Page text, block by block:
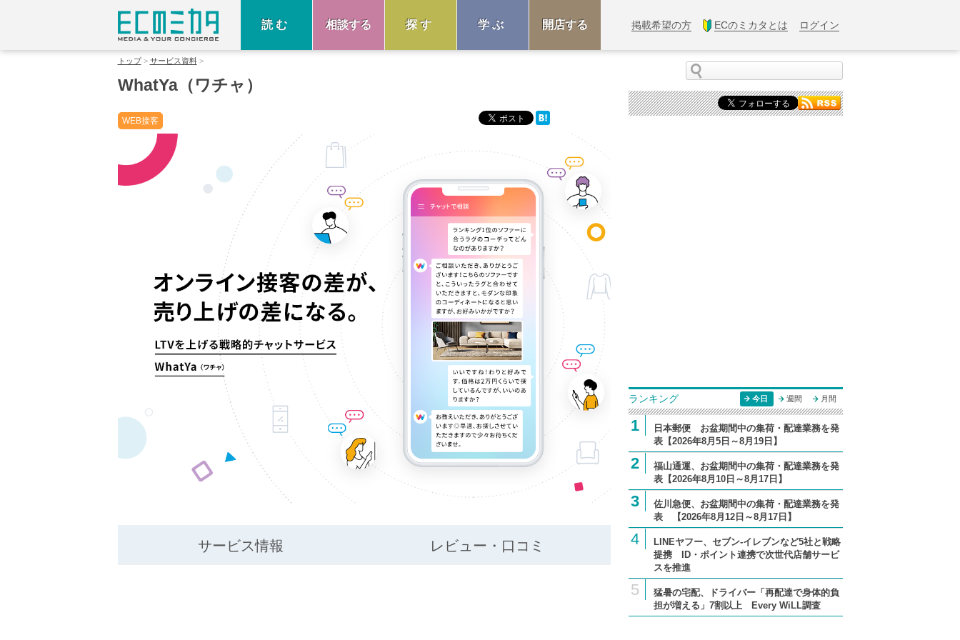
読む 相談する 探す 学ぶ 開店する 掲載希望の方 ECのミカタとは ログイン
トップ サービス資料
WhatYa（ワチャ）
WEB接客
サービス情報 レビュー・口コミ
ランキング 今日 週間 月間
1
日本郵便 お盆期間中の集荷・配達業務を発
表【2026年8月5日～8月19日】
2
福山通運、お盆期間中の集荷・配達業務を発
表【2026年8月10日～8月17日】
3
佐川急便、お盆期間中の集荷・配達業務を発
表 【2026年8月12日～8月17日】
4
LINEヤフー、セブン-イレブンなど5社と戦略
提携 ID・ポイント連携で次世代店舗サービ
スを推進
5
猛暑の宅配、ドライバー「再配達で身体的負
担が増える」7割以上 Every WiLL調査